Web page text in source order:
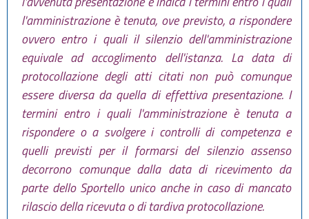
l'amministrazione è tenuta, ove previsto, a rispondere
ovvero entro i quali il silenzio dell'amministrazione
equivale ad accoglimento dell'istanza. La data di
protocollazione degli atti citati non può comunque
essere diversa da quella di effettiva presentazione. I
termini entro i quali l'amministrazione è tenuta a
rispondere o a svolgere i controlli di competenza e
quelli previsti per il formarsi del silenzio assenso
decorrono comunque dalla data di ricevimento da
parte dello Sportello unico anche in caso di mancato
rilascio della ricevuta o di tardiva protocollazione.